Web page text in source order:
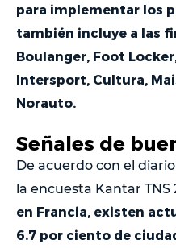
para implementar los
también incluye a las
Boulanger, Foot
Intersport, Cultura,
Norauto.
Señales de
De acuerdo con el
la encuesta Kantar TNS
en Francia, existen
6.7 por ciento de